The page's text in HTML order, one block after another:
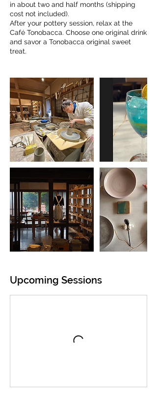
in about two and half months (shipping
cost not included).
After your pottery session, relax at the
Café Tonobacca. Choose one original drink
and savor a Tonobacca original sweet
treat.
Upcoming Sessions